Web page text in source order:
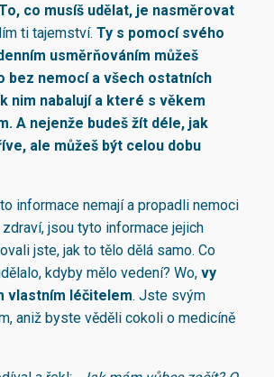
co musíš udělat, je nasměrovat
ti tajemství. Ty s pomocí svého
usměrňováním můžeš
bez nemocí a všech ostatních
nim nabalují a které s věkem
A nejenže budeš žít déle, jak
ale můžeš být celou dobu
informace nemají a propadli nemoci
jsou tyto informace jejich
jste, jak to tělo dělá samo. Co
kdyby mělo vedení? Wo, vy
vlastním léčitelem. Jste svým
aniž byste věděli cokoli o medicíně